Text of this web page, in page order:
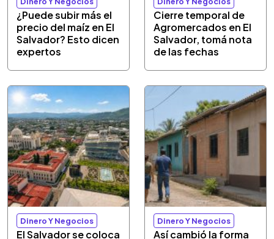
¿Puede subir más el
precio del maíz en El
Salvador? Esto dicen
expertos
Cierre temporal de
Agromercados en El
Salvador, tomá nota
de las fechas
Dinero Y Negocios
El Salvador se coloca
Dinero Y Negocios
Así cambió la forma